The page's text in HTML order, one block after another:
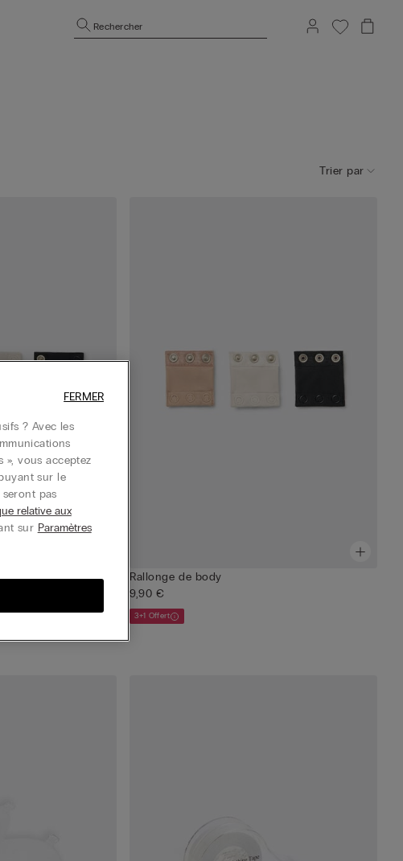
Rechercher
Trier par
Rallonge de body
9,90 €
3+1 Offert
? Avec les
», vous acceptez
sur le
pas
relative aux
sur Paramètres
FERMER